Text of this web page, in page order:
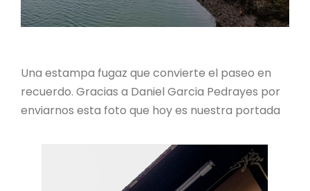
Una estampa fugaz que convierte el paseo en
recuerdo. Gracias a Daniel Garcia Pedrayes por
enviarnos esta foto que hoy es nuestra portada